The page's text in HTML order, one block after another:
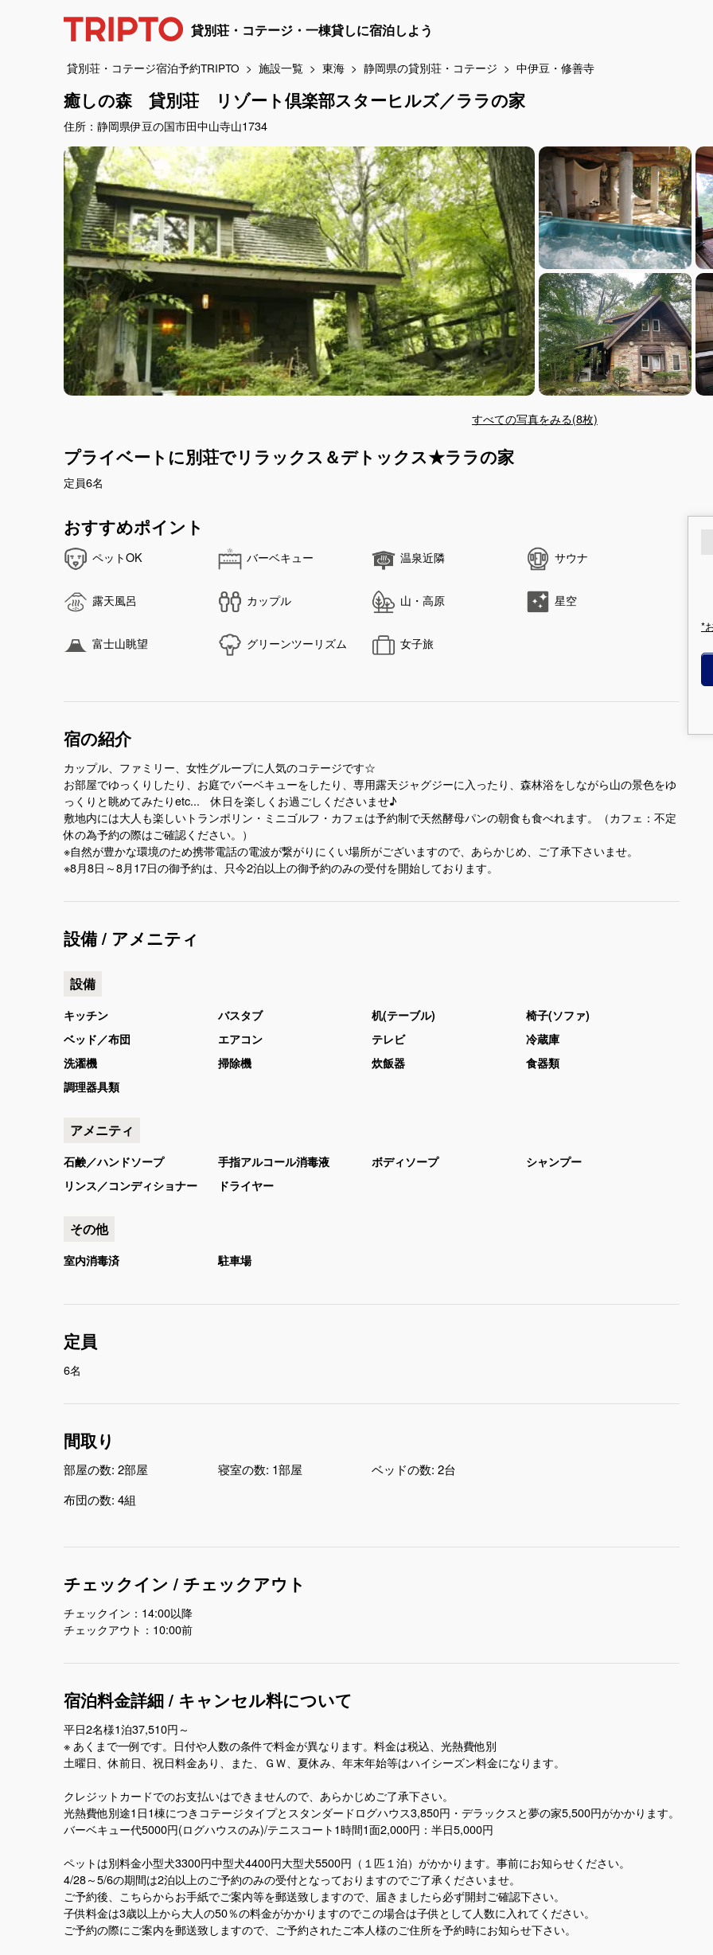
貸別荘・コテージ・一棟貸しに宿泊しよう
貸別荘・コテージ宿泊予約TRIPTO 施設一覧 東海 静岡県の貸別荘・コテージ 中伊豆・修善寺
癒しの森 貸別荘 リゾート倶楽部スターヒルズ／ララの家
住所：静岡県伊豆の国市田中山寺山1734
すべての写真をみる(8枚)
プライベートに別荘でリラックス＆デトックス★ララの家
定員6名
おすすめポイント
ペットOK バーベキュー 温泉近隣 サウナ
露天風呂 カップル 山・高原 星空
富士山眺望 グリーンツーリズム 女子旅
宿の紹介
カップル、ファミリー、女性グループに人気のコテージです☆
お部屋でゆっくりしたり、お庭でバーベキューをしたり、専用露天ジャグジーに入ったり、森林浴をしながら山の景色をゆ
っくりと眺めてみたりetc... 休日を楽しくお過ごしくださいませ♪
敷地内には大人も楽しいトランポリン・ミニゴルフ・カフェは予約制で天然酵母パンの朝食も食べれます。（カフェ：不定
休の為予約の際はご確認ください。）
※自然が豊かな環境のため携帯電話の電波が繋がりにくい場所がございますので、あらかじめ、ご了承下さいませ。
※8月8日～8月17日の御予約は、只今2泊以上の御予約のみの受付を開始しております。
設備 / アメニティ
設備
キッチン バスタブ 机(テーブル)
椅子(ソファ)
ベッド／布団
エアコン テレビ
冷蔵庫
洗濯機
掃除機 炊飯器
食器類
調理器具類
アメニティ
石鹸／ハンドソープ 手指アルコール消毒液 ボディソープ
シャンプー
リンス／コンディショナー
ドライヤー
その他
室内消毒済 駐車場
定員
6名
間取り
部屋の数: 2部屋 寝室の数: 1部屋 ベッドの数: 2台
布団の数: 4組
チェックイン / チェックアウト
チェックイン：14:00以降
チェックアウト：10:00前
宿泊料金詳細 / キャンセル料について
平日2名様1泊37,510円～
※ あくまで一例です。日付や人数の条件で料金が異なります。料金は税込、光熱費他別
土曜日、休前日、祝日料金あり、また、ＧＷ、夏休み、年末年始等はハイシーズン料金になります。
クレジットカードでのお支払いはできませんので、あらかじめご了承下さい。
光熱費他別途1日1棟につきコテージタイプとスタンダードログハウス3,850円・デラックスと夢の家5,500円がかかります。
バーベキュー代5000円(ログハウスのみ)/テニスコート1時間1面2,000円：半日5,000円
ペットは別料金小型犬3300円中型犬4400円大型犬5500円（１匹１泊）がかかります。事前にお知らせください。
4/28～5/6の期間は2泊以上のご予約のみの受付となっておりますのでご了承くださいませ。
ご予約後、こちらからお手紙でご案内等を郵送致しますので、届きましたら必ず開封ご確認下さい。
子供料金は3歳以上から大人の50％の料金がかかりますのでこの場合は子供として人数に入れてください。
ご予約の際にご案内を郵送致しますので、ご予約されたご本人様のご住所を予約時にお知らせ下さい。
*